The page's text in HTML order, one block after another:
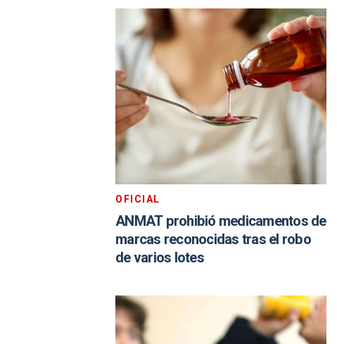
OFICIAL
ANMAT prohibió medicamentos de
marcas reconocidas tras el robo
de varios lotes